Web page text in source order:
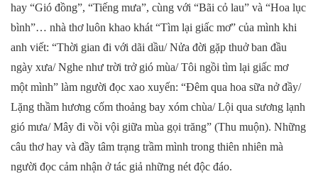
hay “Gió đồng”, “Tiếng mưa”, cùng với “Bãi cỏ lau” và “Hoa lục
bình”… nhà thơ luôn khao khát “Tìm lại giấc mơ” của mình khi
anh viết: “Thời gian đi với dãi dầu/ Nửa đời gặp thuở ban đầu
ngày xưa/ Nghe như trời trở gió mùa/ Tôi ngồi tìm lại giấc mơ
một mình” làm người đọc xao xuyến: “Đêm qua hoa sữa nở đầy/
Lặng thầm hương cốm thoảng bay xóm chùa/ Lội qua sương lạnh
gió mưa/ Mây đi vồi vội giữa mùa gọi trăng” (Thu muộn). Những
câu thơ hay và đầy tâm trạng trầm mình trong thiên nhiên mà
người đọc cảm nhận ở tác giả những nét độc đáo.